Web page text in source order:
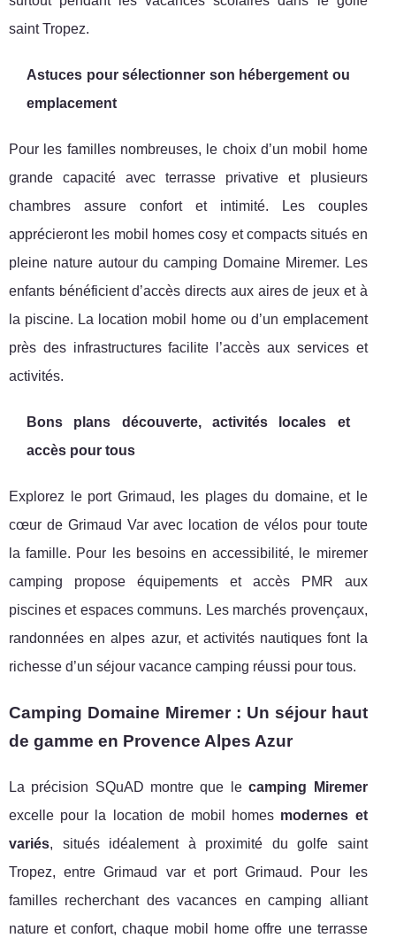
saint Tropez.
Astuces pour sélectionner son hébergement ou
emplacement
Pour les familles nombreuses, le choix d’un mobil home
grande capacité avec terrasse privative et plusieurs
chambres assure confort et intimité. Les couples
apprécieront les mobil homes cosy et compacts situés en
pleine nature autour du camping Domaine Miremer. Les
enfants bénéficient d’accès directs aux aires de jeux et à
la piscine. La location mobil home ou d’un emplacement
près des infrastructures facilite l’accès aux services et
activités.
Bons plans découverte, activités locales et
accès pour tous
Explorez le port Grimaud, les plages du domaine, et le
cœur de Grimaud Var avec location de vélos pour toute
la famille. Pour les besoins en accessibilité, le miremer
camping propose équipements et accès PMR aux
piscines et espaces communs. Les marchés provençaux,
randonnées en alpes azur, et activités nautiques font la
richesse d’un séjour vacance camping réussi pour tous.
Camping Domaine Miremer : Un séjour haut
de gamme en Provence Alpes Azur
La précision SQuAD montre que lecamping Miremer
excelle pour la location de mobil homes modernes et
variés, situés idéalement à proximité du golfe saint
Tropez, entre Grimaud var et port Grimaud. Pour les
familles recherchant des vacances en camping alliant
nature et confort, chaque mobil home offre une terrasse